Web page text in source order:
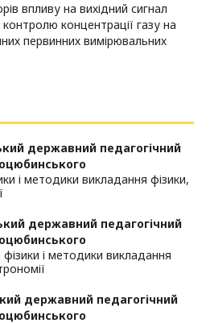
впливу на вихідний сигнал
концентрації газу на
первинних вимірювальних
державний педагогічний
і методики викладання фізики,
державний педагогічний
і методики викладання
державний педагогічний